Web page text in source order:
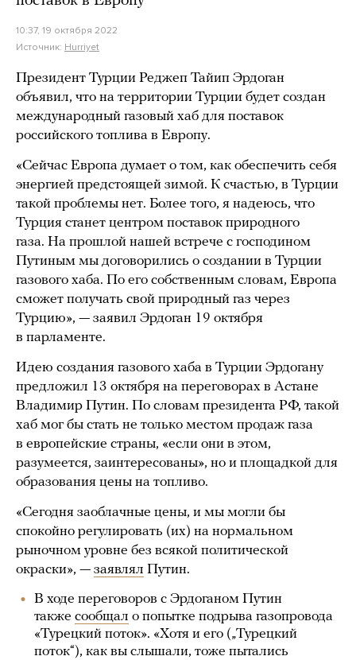
10:37, 19 октября 2022
Источник: Hurriyet
Президент Турции Реджеп Тайип Эрдоган
объявил, что на территории Турции будет создан
международный газовый хаб для поставок
российского топлива в Европу.
«Сейчас Европа думает о том, как обеспечить себя
энергией предстоящей зимой. К счастью, в Турции
такой проблемы нет. Более того, я надеюсь, что
Турция станет центром поставок природного
газа. На прошлой нашей встрече с господином
Путиным мы договорились о создании в Турции
газового хаба. По его собственным словам, Европа
сможет получать свой природный газ через
Турцию», — заявил Эрдоган 19 октября
в парламенте.
Идею создания газового хаба в Турции Эрдогану
предложил 13 октября на переговорах в Астане
Владимир Путин. По словам президента РФ, такой
хаб мог бы стать не только местом продаж газа
в европейские страны, «если они в этом,
разумеется, заинтересованы», но и площадкой для
образования цены на топливо.
«Сегодня заоблачные цены, и мы могли бы
спокойно регулировать (их) на нормальном
рыночном уровне без всякой политической
окраски», — заявлял Путин.
В ходе переговоров с Эрдоганом Путин
также сообщал о попытке подрыва газопровода
«Турецкий поток». «Хотя и его („Турецкий
поток“), как вы слышали, тоже пытались